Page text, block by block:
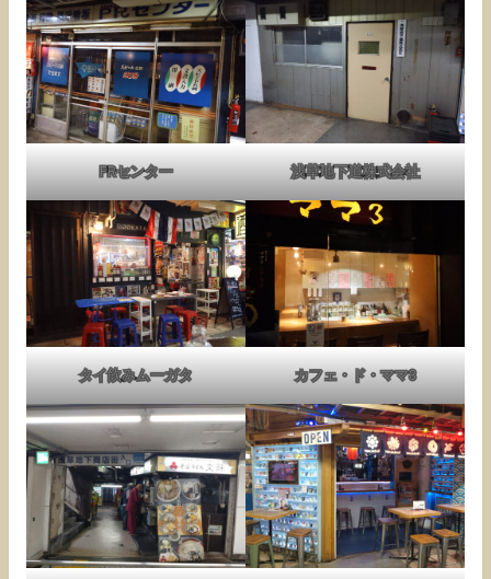
PRセンター 浅草地下道株式会社
タイ飲みムーガタ カフェ・ド・ママ3